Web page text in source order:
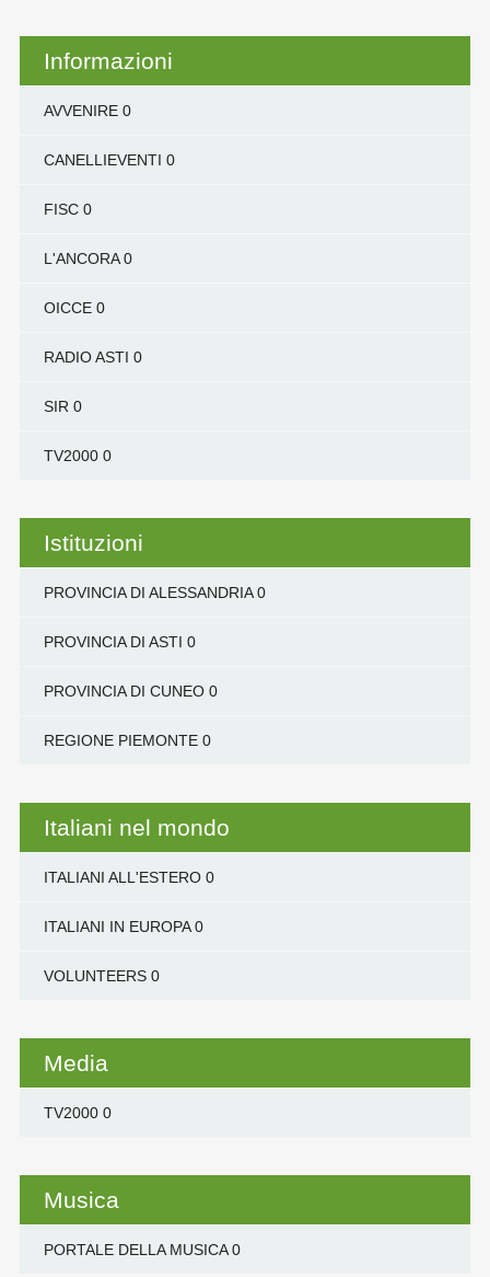
Informazioni
AVVENIRE0
CANELLIEVENTI 0
FISC0
L'ANCORA0
OICCE0
RADIO ASTI 0
SIR 0
TV20000
Istituzioni
PROVINCIA DI ALESSANDRIA0
PROVINCIA DI ASTI 0
PROVINCIA DI CUNEO0
REGIONE PIEMONTE0
Italiani nel mondo
ITALIANI ALL'ESTERO0
ITALIANI IN EUROPA0
VOLUNTEERS0
Media
TV20000
Musica
PORTALE DELLA MUSICA0